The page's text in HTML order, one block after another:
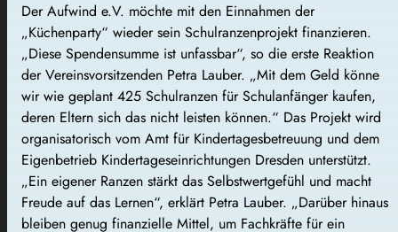
Der Aufwind e.V. möchte mit den Einnahmen der
„Küchenparty“ wieder sein Schulranzenprojekt finanzieren.
„Diese Spendensumme ist unfassbar“, so die erste Reaktion
der Vereinsvorsitzenden Petra Lauber. „Mit dem Geld könne
wir wie geplant 425 Schulranzen für Schulanfänger kaufen,
deren Eltern sich das nicht leisten können.“ Das Projekt wird
organisatorisch vom Amt für Kindertagesbetreuung und dem
Eigenbetrieb Kindertageseinrichtungen Dresden unterstützt.
„Ein eigener Ranzen stärkt das Selbstwertgefühl und macht
Freude auf das Lernen“, erklärt Petra Lauber. „Darüber hinaus
bleiben genug finanzielle Mittel, um Fachkräfte für ein